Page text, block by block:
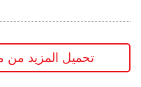
تحميل المزيد من